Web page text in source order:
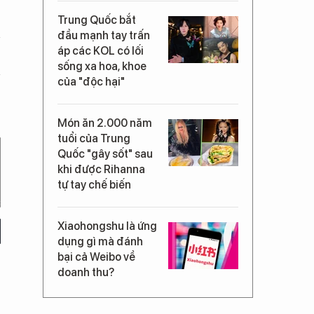
Trung Quốc bắt
đầu mạnh tay trấn
áp các KOL có lối
sống xa hoa, khoe
của "độc hại"
Món ăn 2.000 năm
tuổi của Trung
Quốc "gây sốt" sau
khi được Rihanna
tự tay chế biến
Xiaohongshu là ứng
dụng gì mà đánh
bại cả Weibo về
doanh thu?